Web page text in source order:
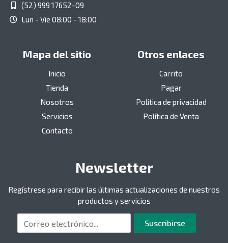
(52) 999 17652-09
Lun - Vie 08:00 - 18:00
Mapa del sitio
Inicio
Tienda
Nosotros
Servicios
Contacto
Otros enlaces
Carrito
Pagar
Política de privacidad
Política de Venta
Newsletter
Regístrese para recibir las últimas actualizaciones de nuestros
productos y servicios
Correo electrónico Suscribirse